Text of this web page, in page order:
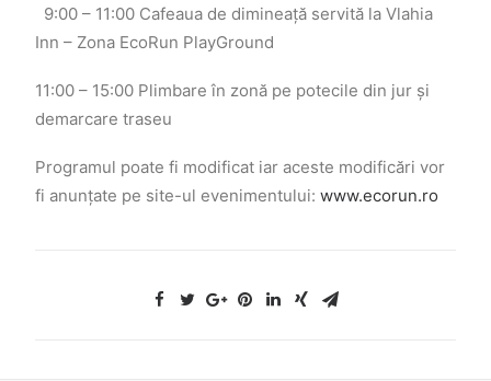
9:00 – 11:00 Cafeaua de dimineață servită la Vlahia
Inn – Zona EcoRun PlayGround
11:00 – 15:00 Plimbare în zonă pe potecile din jur și
demarcare traseu
Programul poate fi modificat iar aceste modificări vor
fi anunțate pe site-ul evenimentului: www.ecorun.ro